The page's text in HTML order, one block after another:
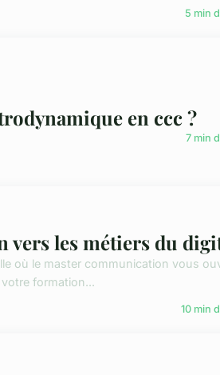
5 min
en ccc ?
7 min
vers les métiers du
où le master communication vous
formation...
10 min